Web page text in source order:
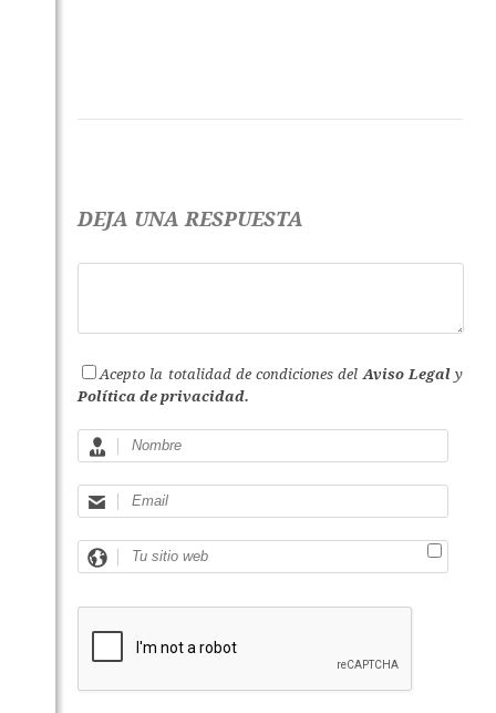
DEJA UNA RESPUESTA
Acepto la totalidad de condiciones delAviso Legaly
Política de privacidad.